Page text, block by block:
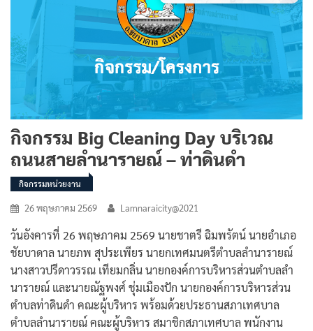
กิจกรรม Big Cleaning Day บริเวณ
ถนนสายลำนารายณ์ – ท่าดินดำ
กิจกรรมหน่วยงาน
26 พฤษภาคม 2569 Lamnaraicity@2021
วันอังคารที่ 26 พฤษภาคม 2569 นายชาตรี ฉิมพรัตน์ นายอำเภอ
ชัยบาดาล นายภพ สุประเพียร นายกเทศมนตรีตำบลลำนารายณ์
นางสาวปรีดาวรรณ เทียมกลิ่น นายกองค์การบริหารส่วนตำบลลำ
นารายณ์ และนายณัฐพงศ์ ชุ่มเมืองปัก นายกองค์การบริหารส่วน
ตำบลท่าดินดำ คณะผู้บริหาร พร้อมด้วยประธานสภาเทศบาล
ตำบลลำนารายณ์ คณะผู้บริหาร สมาชิกสภาเทศบาล พนักงาน